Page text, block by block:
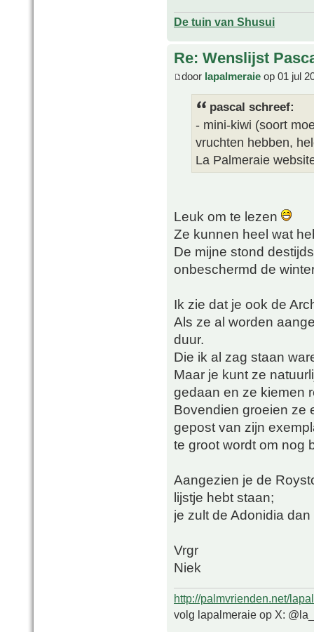
De tuin van Shusui
Re: Wenslijst
door lapalmeraie op 01 jul
pascal schreef:
- mini-kiwi (soort
vruchten hebben,
La Palmeraie
Leuk om te lezen
Ze kunnen heel wat
De mijne stond
onbeschermd de
Ik zie dat je ook de
Als ze al worden
duur.
Die ik al zag staan
Maar je kunt ze
gedaan en ze kiemen
Bovendien groeien ze
gepost van zijn
te groot wordt om nog
Aangezien je de
lijstje hebt staan;
je zult de Adonidia
Vrgr
Niek
http://palmvrienden.net/
volg lapalmeraie op X: